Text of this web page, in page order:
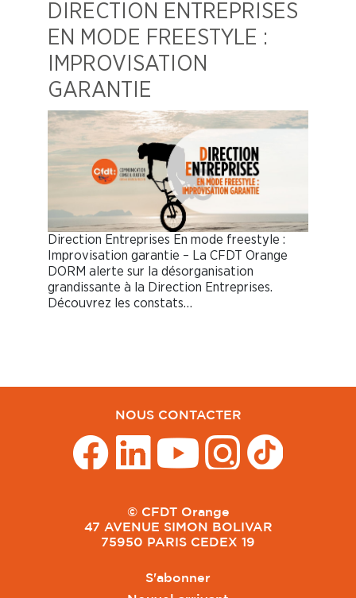
DIRECTION ENTREPRISES
EN MODE FREESTYLE :
IMPROVISATION
GARANTIE
Direction Entreprises En mode freestyle :
Improvisation garantie – La CFDT Orange
DORM alerte sur la désorganisation
grandissante à la Direction Entreprises.
Découvrez les constats…
NOUS CONTACTER
© CFDT Orange
47 AVENUE SIMON BOLIVAR
75950 PARIS CEDEX 19
S'abonner